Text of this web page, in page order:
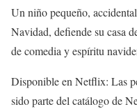
Un niño pequeño,
Navidad, defiende su casa
de comedia y espíritu
Disponible en Netflix: Las
sido parte del catálogo de